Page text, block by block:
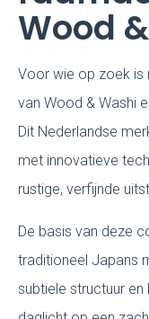
Wood
Voor wie op zoek is
van Wood & Washi
Dit Nederlandse
met innovatieve
rustige, verfijnde
De basis van deze
traditioneel Japans
subtiele structuur